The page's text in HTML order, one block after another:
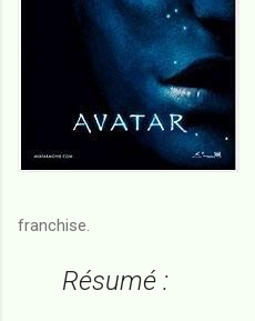
franchise.
Résumé :